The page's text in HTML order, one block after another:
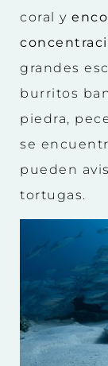
coral y
grandes
burritos
piedra,
se
pueden
tortugas.